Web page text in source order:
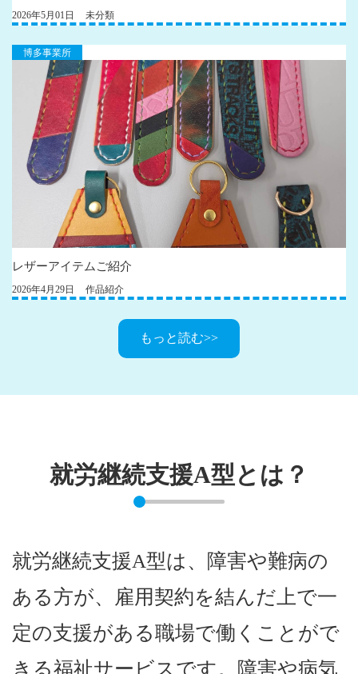
2026年5月01日 未分類
博多事業所
レザーアイテムご紹介
2026年4月29日 作品紹介
もっと読む>>
就労継続支援A型とは？
就労継続支援A型は、障害や難病の
ある方が、雇用契約を結んだ上で一
定の支援がある職場で働くことがで
きる福祉サービスです。障害や病気